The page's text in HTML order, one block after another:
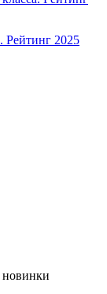
2025
новинки